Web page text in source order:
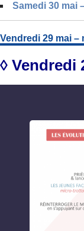
Samedi 30 mai
Vendredi 29 mai –
◊ Vendredi